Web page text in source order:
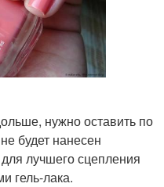
нужно оставить по
будет нанесен
лучшего сцепления
гель-лака.